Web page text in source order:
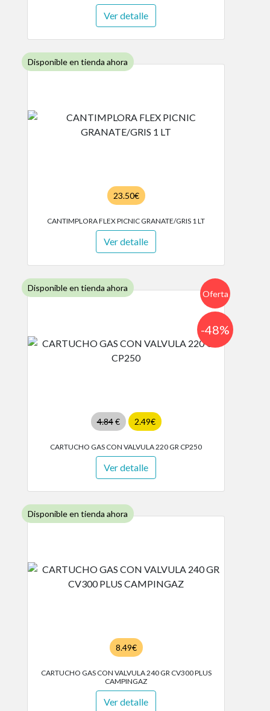
Ver detalle
Disponible en tienda ahora
23.50€
CANTIMPLORA FLEX PICNIC GRANATE/GRIS 1 LT
Ver detalle
Disponible en tienda ahora
Oferta
4.84€ 2.49€
-48%
CARTUCHO GAS CON VALVULA 220 GR CP250
Ver detalle
Disponible en tienda ahora
8.49€
CARTUCHO GAS CON VALVULA 240 GR CV300 PLUS
CAMPINGAZ
Ver detalle